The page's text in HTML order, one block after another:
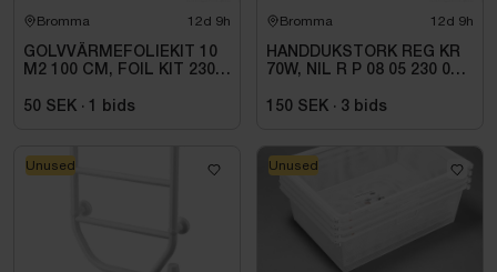
Bromma 12d 9h
GOLVVÄRMEFOLIEKIT 10
M2 100 CM, FOIL KIT 230
50 SEK · 1 bids
Bromma 12d 9h
HANDDUKSTORK REG KR
70W, NIL R P 08 05 230 01
150 SEK · 3 bids
Unused Unused